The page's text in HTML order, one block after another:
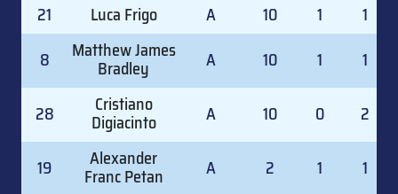
21
Luca Frigo A 10 1
1
8
Matthew James
Bradley A 10 1 1
28 Cristiano
Digiacinto A 10 0 2
19 Alexander
Franc Petan A 2 1
1